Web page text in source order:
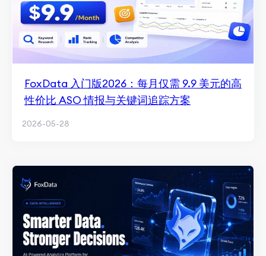
FoxData 入门版2026：每月仅需 9.9 美元的高
性价比 ASO 情报与关键词追踪方案
2026-05-28